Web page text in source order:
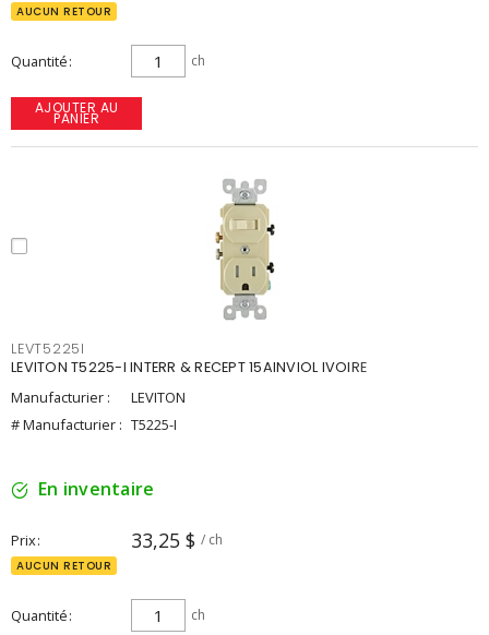
AUCUN RETOUR
Quantité ch
AJOUTER AU
PANIER
LEVT5225I
LEVITON T5225-I INTERR & RECEPT 15AINVIOL IVOIRE
Manufacturier :
LEVITON
# Manufacturier : T5225-I
En inventaire
Prix 33,25 $ / ch
AUCUN RETOUR
Quantité ch